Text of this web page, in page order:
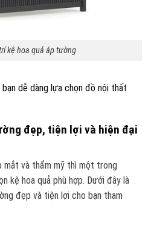
kệ hoa quả áp tường
dễ dàng lựa chọn đồ nội thất
đẹp, tiện lợi và hiện đại
và thẩm mỹ thì một trong
kệ hoa quả phù hợp. Dưới đây là
đẹp và tiện lợi cho bạn tham